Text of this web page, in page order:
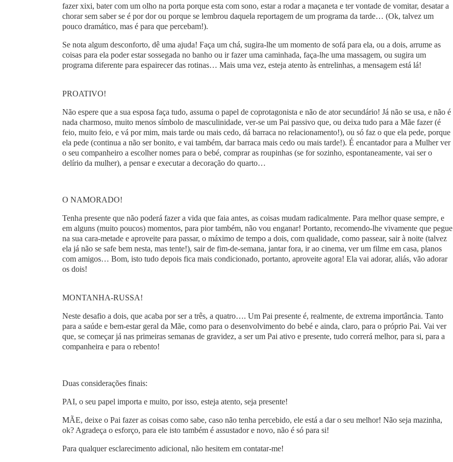
fazer xixi, bater com um olho na porta porque esta com sono, estar a rodar a maçaneta e ter vontade de vomitar, desatar a
chorar sem saber se é por dor ou porque se lembrou daquela reportagem de um programa da tarde… (Ok, talvez um
pouco dramático, mas é para que percebam!).
Se nota algum desconforto, dê uma ajuda! Faça um chá, sugira-lhe um momento de sofá para ela, ou a dois, arrume as
coisas para ela poder estar sossegada no banho ou ir fazer uma caminhada, faça-lhe uma massagem, ou sugira um
programa diferente para espairecer das rotinas… Mais uma vez, esteja atento às entrelinhas, a mensagem está lá!
PROATIVO!
Não espere que a sua esposa faça tudo, assuma o papel de coprotagonista e não de ator secundário! Já não se usa, e não é
nada charmoso, muito menos símbolo de masculinidade, ver-se um Pai passivo que, ou deixa tudo para a Mãe fazer (é
feio, muito feio, e vá por mim, mais tarde ou mais cedo, dá barraca no relacionamento!), ou só faz o que ela pede, porque
ela pede (continua a não ser bonito, e vai também, dar barraca mais cedo ou mais tarde!). É encantador para a Mulher ver
o seu companheiro a escolher nomes para o bebé, comprar as roupinhas (se for sozinho, espontaneamente, vai ser o
delírio da mulher), a pensar e executar a decoração do quarto…
O NAMORADO!
Tenha presente que não poderá fazer a vida que faia antes, as coisas mudam radicalmente. Para melhor quase sempre, e
em alguns (muito poucos) momentos, para pior também, não vou enganar! Portanto, recomendo-lhe vivamente que pegue
na sua cara-metade e aproveite para passar, o máximo de tempo a dois, com qualidade, como passear, sair à noite (talvez
ela já não se safe bem nesta, mas tente!), sair de fim-de-semana, jantar fora, ir ao cinema, ver um filme em casa, planos
com amigos… Bom, isto tudo depois fica mais condicionado, portanto, aproveite agora! Ela vai adorar, aliás, vão adorar
os dois!
MONTANHA-RUSSA!
Neste desafio a dois, que acaba por ser a três, a quatro…. Um Pai presente é, realmente, de extrema importância. Tanto
para a saúde e bem-estar geral da Mãe, como para o desenvolvimento do bebé e ainda, claro, para o próprio Pai. Vai ver
que, se começar já nas primeiras semanas de gravidez, a ser um Pai ativo e presente, tudo correrá melhor, para si, para a
companheira e para o rebento!
Duas considerações finais:
PAI, o seu papel importa e muito, por isso, esteja atento, seja presente!
MÃE, deixe o Pai fazer as coisas como sabe, caso não tenha percebido, ele está a dar o seu melhor! Não seja mazinha,
ok? Agradeça o esforço, para ele isto também é assustador e novo, não é só para si!
Para qualquer esclarecimento adicional, não hesitem em contatar-me!